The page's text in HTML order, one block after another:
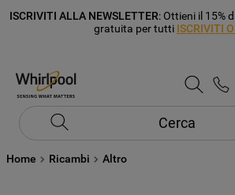
ISCRIVITI ALLA NEWSLETTER: Ottieni il 15%
gratuita per tutti ISCRIVITI
Cerca
Home Ricambi Altro